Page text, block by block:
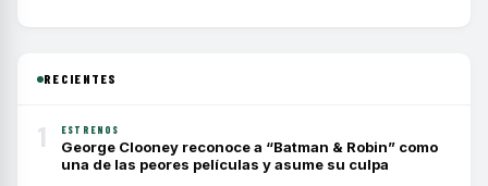
RECIENTES
1 ESTRENOS
George Clooney reconoce a “Batman & Robin” como
una de las peores películas y asume su culpa